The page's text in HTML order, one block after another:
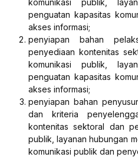
komunikasi publik,
penguatan kapasitas
akses informasi;
penyiapan bahan
penyediaan kontenitas
komunikasi publik,
penguatan kapasitas
akses informasi;
penyiapan bahan
dan kriteria
kontenitas sektoral dan
publik, layanan hubungan
komunikasi publik dan